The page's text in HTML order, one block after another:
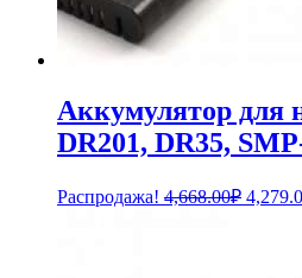
Аккумулятор для
DR201, DR35,
Распродажа! 4,668.00₽